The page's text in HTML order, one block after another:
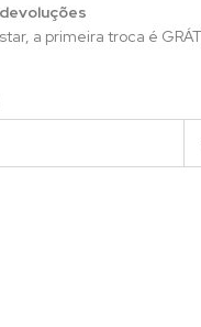
a primeira troca é